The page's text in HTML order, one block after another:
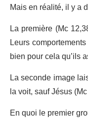
Mais en réalité, il y a
La première (Mc
Leurs
bien pour cela qu’ils
La seconde image
la voit, sauf Jésus
En quoi le premier